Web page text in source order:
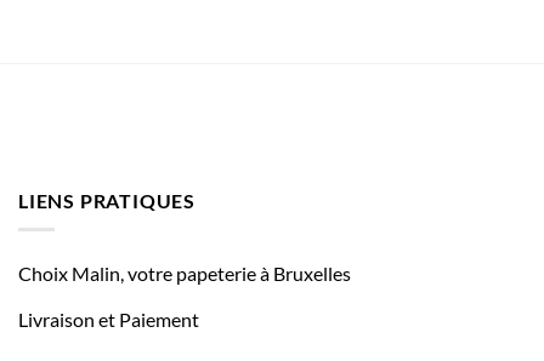
LIENS PRATIQUES
Choix Malin, votre papeterie à Bruxelles
Livraison et Paiement